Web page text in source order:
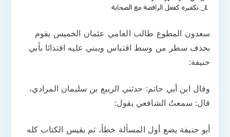
سعدون المطوع طالب العامي عثمان الخميس يقوم
بحذف سطر من وسط اقتباس ويبني عليه اقتدائا بأبي
حنيفة:
وقال ابن أبي حاتم: حدثني الربيع بن سليمان المرادي،
قال: سمعتُ الشافعي يقول:
أبو حنيفة يضع أول المسألة خطأ، ثم يقيس الكتاب كله